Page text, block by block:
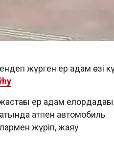
жүрген ер адам өзі
.
ер адам
атпен автомобиль
жүріп, жаяу